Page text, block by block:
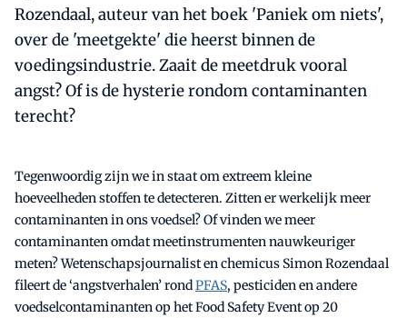
Rozendaal, auteur van het boek 'Paniek om niets',
over de 'meetgekte' die heerst binnen de
voedingsindustrie. Zaait de meetdruk vooral
angst? Of is de hysterie rondom contaminanten
terecht?
Tegenwoordig zijn we in staat om extreem kleine
hoeveelheden stoffen te detecteren. Zitten er werkelijk meer
contaminanten in ons voedsel? Of vinden we meer
contaminanten omdat meetinstrumenten nauwkeuriger
meten? Wetenschapsjournalist en chemicus Simon Rozendaal
fileert de ‘angstverhalen’ rondPFAS, pesticiden en andere
voedselcontaminanten op het Food Safety Event op 20